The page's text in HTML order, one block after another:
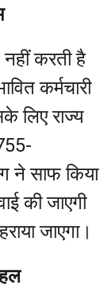
करती है
कर्मचारी
लिए राज्य
ने साफ किया
की जाएगी
जाएगा।